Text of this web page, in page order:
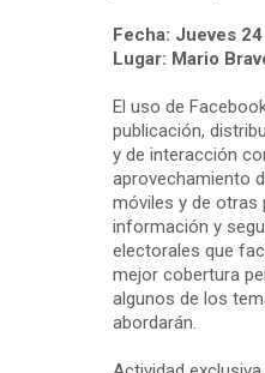
Fecha: Jueves
Lugar: Mario
El uso de
publicación,
y de interacción
aprovechamiento
móviles y de otras
información y
electorales que
mejor cobertura
algunos de los
abordarán.